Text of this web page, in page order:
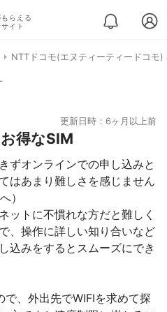
らえる
イト
NTTドコモ(エヌティーティードコモ)
更新日時：6ヶ月以上前
得なSIM
ずオンラインでの申し込みと
はあまり難しさを感じません
）
ットに不慣れな方だと難しく
、操作に詳しい知り合いなど
込みをするとスムーズにでき
、外出先でWIFIを求めて探